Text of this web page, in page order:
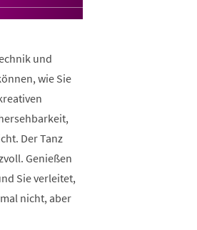
und
wie Sie
Der Tanz
Genießen
Sie verleitet,
nicht, aber